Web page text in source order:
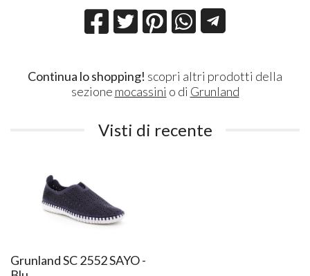
Continua lo shopping! scopri altri prodotti della
sezione mocassini o di Grunland
Visti di recente
Grunland SC 2552 SAYO -